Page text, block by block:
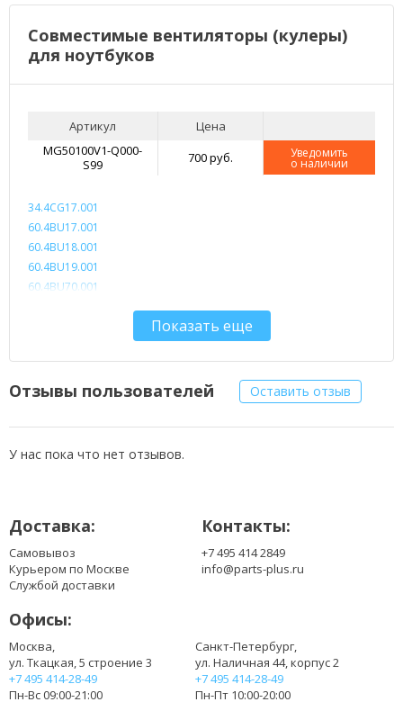
Совместимые вентиляторы (кулеры)
для ноутбуков
Артикул
Цена
MG50100V1-Q000-
S99
700 руб. Уведомить
о наличии
34.4CG17.001
60.4BU17.001
60.4BU18.001
60.4BU19.001
60.4BU70.001
60.4BX07.002
60.4GH05.001
60.4GH07.001
KSB0505HA-6M22
MG60090V1-Q000-S99
MG60120V1-Q000-S99
Показать еще
Отзывы пользователей Оставить отзыв
У нас пока что нет отзывов.
Доставка:
Самовывоз
Курьером по Москве
Службой доставки
Контакты:
+7 495 414 2849
info@parts-plus.ru
Офисы:
Москва,
ул. Ткацкая, 5 строение 3
+7 495 414-28-49
Пн-Вс 09:00-21:00
Санкт-Петербург,
ул. Наличная 44, корпус 2
+7 495 414-28-49
Пн-Пт 10:00-20:00